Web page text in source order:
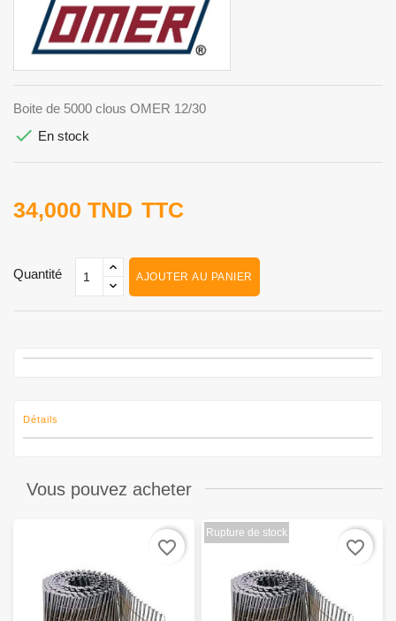
Boite de 5000 clous OMER 12/30
 En stock
34,000 TND TTC
Quantité AJOUTER AU PANIER
Détails
Vous pouvez acheter
favorite_border
Rupture de stock
favorite_border